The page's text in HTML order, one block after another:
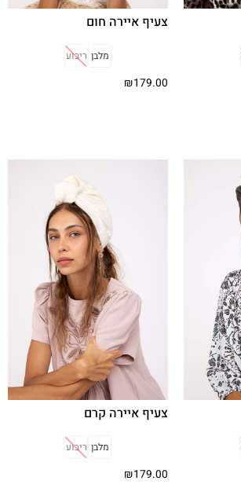
צעיף איירה חום
מלבן ריבוע
₪179.00
צעיף איירה קרם
מלבן ריבוע
₪179.00